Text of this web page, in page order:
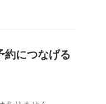
約につなげる